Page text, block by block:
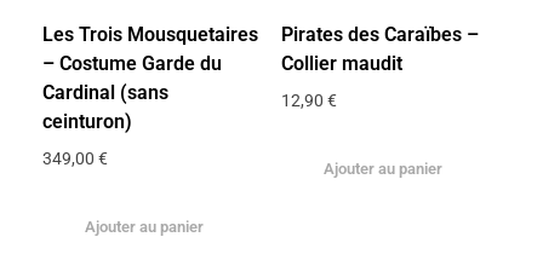
Les Trois Mousquetaires
– Costume Garde du
Cardinal (sans
ceinturon)
349,00 €
Ajouter au panier
Pirates des Caraïbes –
Collier maudit
12,90 €
Ajouter au panier